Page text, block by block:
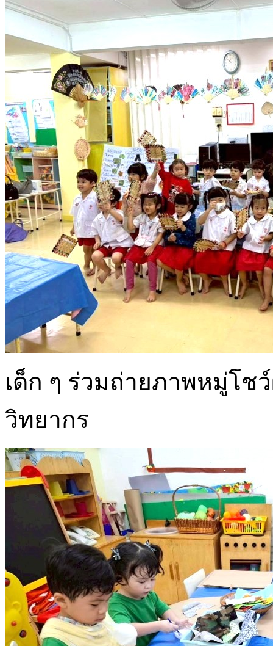
เด็ก ๆ ร่วมถ่ายภาพหมู่โช
วิทยากร